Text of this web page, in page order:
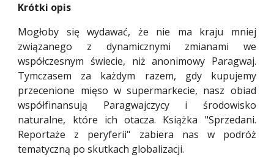
Krótki opis
Mogłoby się wydawać, że nie ma kraju mniej
związanego z dynamicznymi zmianami we
współczesnym świecie, niż anonimowy Paragwaj.
Tymczasem za każdym razem, gdy kupujemy
przecenione mięso w supermarkecie, nasz obiad
współfinansują Paragwajczycy i środowisko
naturalne, które ich otacza. Książka "Sprzedani.
Reportaże z peryferii" zabiera nas w podróż
tematyczną po skutkach globalizacji.